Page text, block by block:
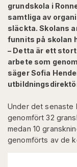
grundskola i
samtliga av
släckta. Skolans
funnits på skolan
– Detta är ett
arbete som
säger Sofia
Under det senaste
genomfört 32
medan 10
genomförts av de